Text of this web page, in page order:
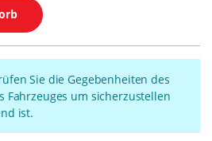
Sie die Gegebenheiten des
Fahrzeuges um sicherzustellen
ist.